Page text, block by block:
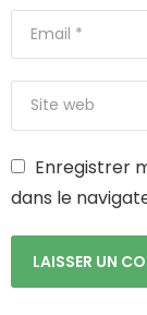
Enregistrer
dans le